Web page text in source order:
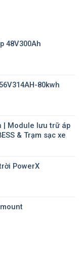
48V300Ah
80kwh
| Module lưu trữ áp
& Trạm sạc xe
PowerX